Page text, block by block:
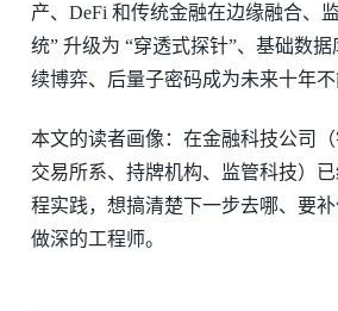
产、DeFi 和传统金融在边缘融合、
统” 升级为 “穿透式探针”、基础数
续博弈、后量子密码成为未来十年不
本文的读者画像：在金融科技公司（
交易所系、持牌机构、监管科技）
程实践，想搞清楚下一步去哪、要
做深的工程师。